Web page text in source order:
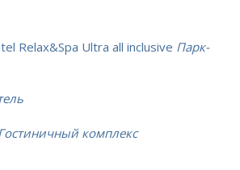
Relax&Spa Ultra all inclusive Парк-
комплекс